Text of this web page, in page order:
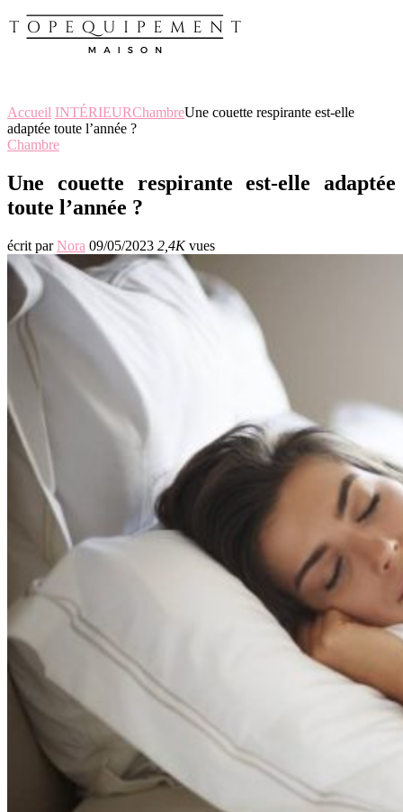
Accueil INTÉRIEURChambreUne couette respirante est-elle
adaptée toute l’année ?
Chambre
Une couette respirante est-elle adaptée
toute l’année ?
écrit parNora 09/05/2023 2,4Kvues